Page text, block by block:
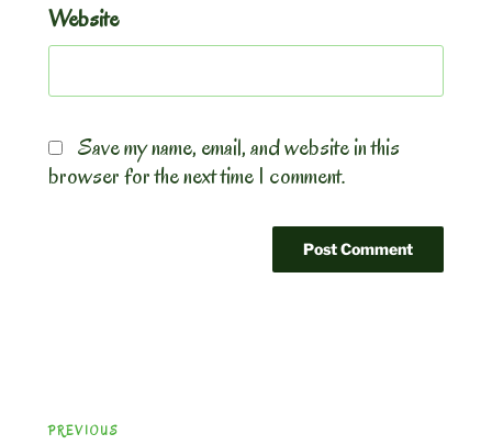
Website
Save my name, email, and website in this
browser for the next time I comment.
navigation
Previous
PREVIOUS